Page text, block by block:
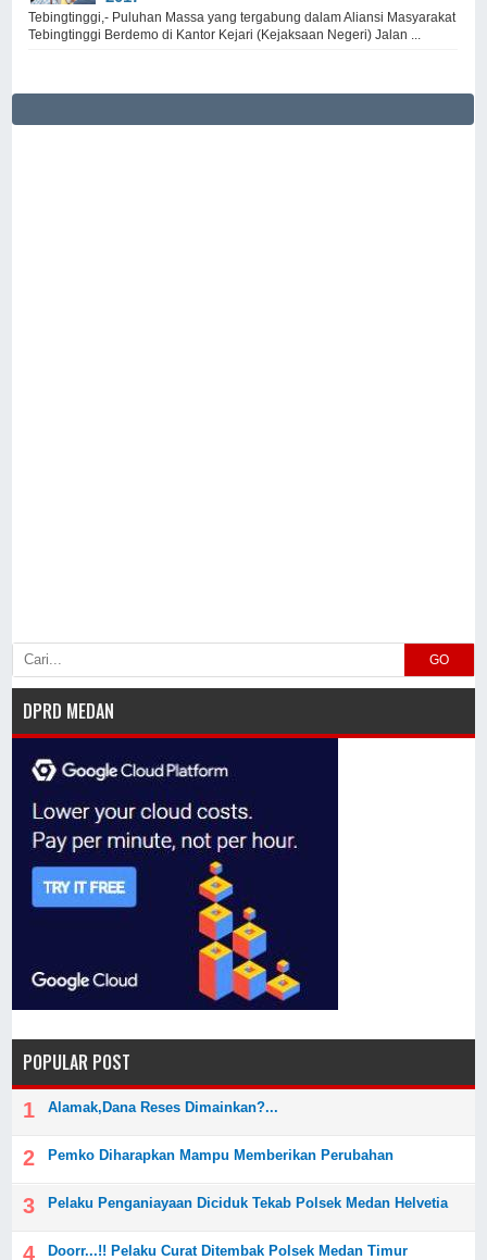
Tebingtinggi,- Puluhan Massa yang tergabung dalam Aliansi Masyarakat
Tebingtinggi Berdemo di Kantor Kejari (Kejaksaan Negeri) Jalan ...
GO
DPRD MEDAN
POPULAR POST
Alamak,Dana Reses Dimainkan?...
Pemko Diharapkan Mampu Memberikan Perubahan
Pelaku Penganiayaan Diciduk Tekab Polsek Medan Helvetia
Doorr...!! Pelaku Curat Ditembak Polsek Medan Timur